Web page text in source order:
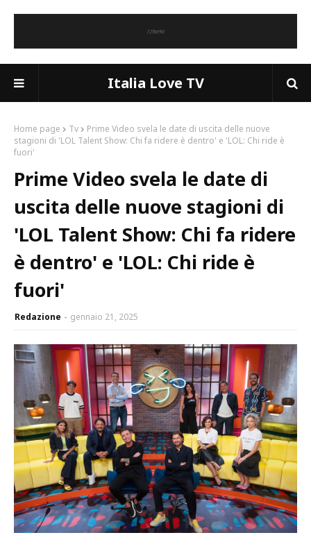
Italia Love TV
Home page Tv
Prime Video svela le date di uscita delle nuove
stagioni di 'LOL Talent Show: Chi fa ridere è dentro' e 'LOL: Chi ride è
fuori'
Prime Video svela le date di
uscita delle nuove stagioni di
'LOL Talent Show: Chi fa ridere
è dentro' e 'LOL: Chi ride è
fuori'
Redazione gennaio 21, 2025